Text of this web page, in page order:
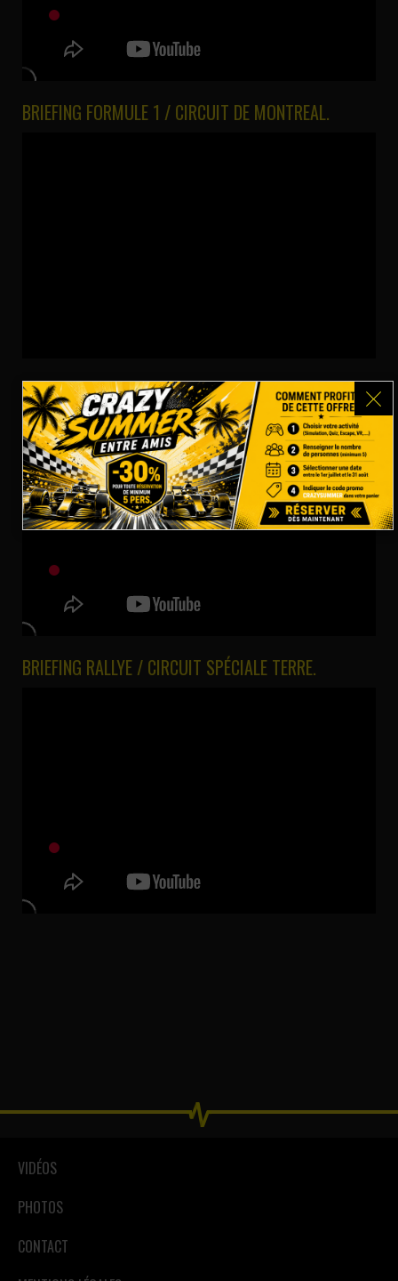
BRIEFING FORMULE 1 / CIRCUIT DE MONTREAL.
BRIEFING RALLYE / CIRCUIT RALLYCROSS.
BRIEFING RALLYE / CIRCUIT SPÉCIALE TERRE.
VIDÉOS
PHOTOS
CONTACT